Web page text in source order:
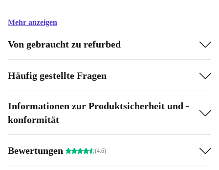
Mehr anzeigen
Von gebraucht zu refurbed
Häufig gestellte Fragen
Informationen zur Produktsicherheit und -
konformität
Bewertungen (4.6)